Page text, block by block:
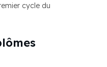
cycle du